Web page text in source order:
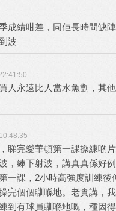
成績咁差，同佢長時間缺
波
人永遠比人當水魚劏，其
睇完愛華頓第一課操練啲
，練下射波，講真真係好
一課，2小時高強度訓練後
完個個瞓喺地。老實講，
到有球員瞓喺地嘅，種因